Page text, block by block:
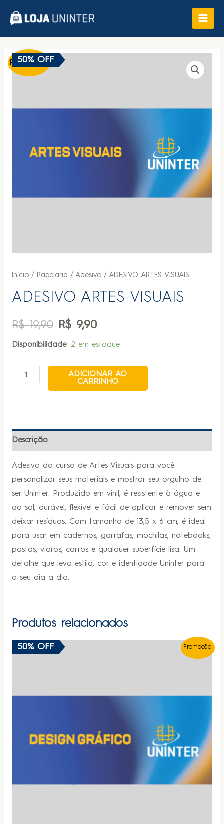
Promoção!
50% OFF
Início/ Papelaria / Adesivo/ ADESIVO ARTES VISUAIS
ADESIVO ARTES VISUAIS
R$19,90 R$9,90
Disponibilidade: 2 em estoque
ADICIONAR AO
CARRINHO
Descrição
Adesivo do curso de Artes Visuais para você
personalizar seus materiais e mostrar seu orgulho de
ser Uninter. Produzido em vinil, é resistente à água e
ao sol, durável, flexível e fácil de aplicar e remover sem
deixar resíduos. Com tamanho de 13,5 x 6 cm, é ideal
para usar em cadernos, garrafas, mochilas, notebooks,
pastas, vidros, carros e qualquer superfície lisa. Um
detalhe que leva estilo, cor e identidade Uninter para
o seu dia a dia.
Produtos relacionados
Promoção!
50% OFF